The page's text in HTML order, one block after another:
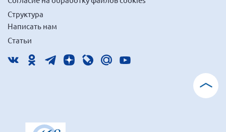
Структура
Написать нам
Статьи